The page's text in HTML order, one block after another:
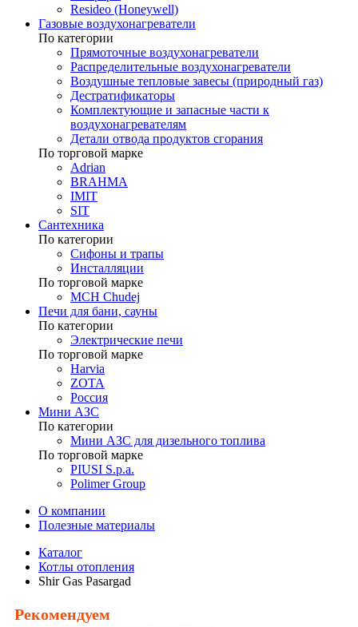
Resideo (Honeywell)
Газовые воздухонагреватели
По категории
Прямоточные воздухонагреватели
Распределительные воздухонагреватели
Воздушные тепловые завесы (природный газ)
Дестратификаторы
Комплектующие и запасные части к
воздухонагревателям
Детали отвода продуктов сгорания
По торговой марке
Adrian
BRAHMA
IMIT
SIT
Сантехника
По категории
Сифоны и трапы
Инсталляции
По торговой марке
MCH Chudej
Печи для бани, сауны
По категории
Электрические печи
По торговой марке
Harvia
ZOTA
Россия
Мини АЗС
По категории
Мини АЗС для дизельного топлива
По торговой марке
PIUSI S.p.a.
Polimer Group
О компании
Полезные материалы
Каталог
Котлы отопления
Shir Gas Pasargad
Рекомендуем